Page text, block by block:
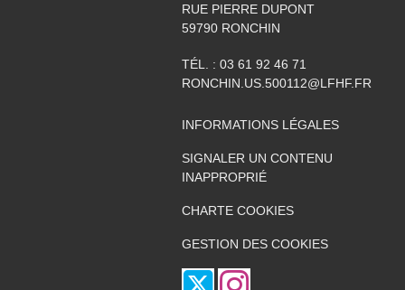
RUE PIERRE DUPONT
59790 RONCHIN
TÉL. : 03 61 92 46 71
RONCHIN.US.500112@LFHF.FR
INFORMATIONS LÉGALES
SIGNALER UN CONTENU
INAPPROPRIÉ
CHARTE COOKIES
GESTION DES COOKIES